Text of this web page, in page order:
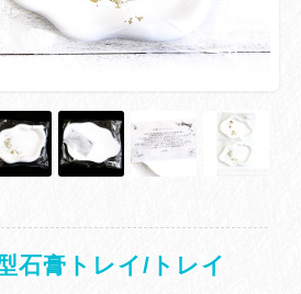
石膏トレイ/トレイ